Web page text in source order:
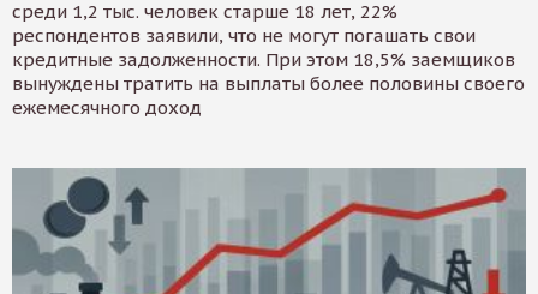
среди 1,2 тыс. человек старше 18 лет, 22%
респондентов заявили, что не могут погашать свои
кредитные задолженности. При этом 18,5% заемщиков
вынуждены тратить на выплаты более половины своего
ежемесячного доход